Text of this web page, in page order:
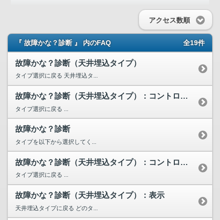
アクセス数順
『 故障かな？診断 』 内のFAQ 全19件
故障かな？診断（天井埋込タイプ）
タイプ選択に戻る 天井埋込タ...
故障かな？診断（天井埋込タイプ）：コントロールスイッチタイプC
タイプ選択に戻る ...
故障かな？診断
タイプを以下から選択してく...
故障かな？診断（天井埋込タイプ）：コントロールスイッチタイプB
タイプ選択に戻る ...
故障かな？診断（天井埋込タイプ）：表示
天井埋込タイプに戻る どのタ...